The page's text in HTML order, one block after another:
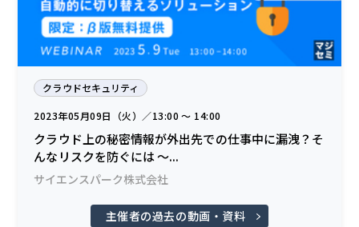
クラウドセキュリティ
2023年05月09日（火）／13:00 〜 14:00
クラウド上の秘密情報が外出先での仕事中に漏洩？そ
んなリスクを防ぐには ～...
サイエンスパーク株式会社
主催者の過去の動画・資料